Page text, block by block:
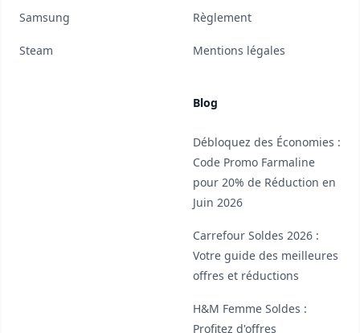
Samsung
Steam
Règlement
Mentions légales
Blog
Débloquez des Économies :
Code Promo Farmaline
pour 20% de Réduction en
Juin 2026
Carrefour Soldes 2026 :
Votre guide des meilleures
offres et réductions
H&M Femme Soldes :
Profitez d'offres